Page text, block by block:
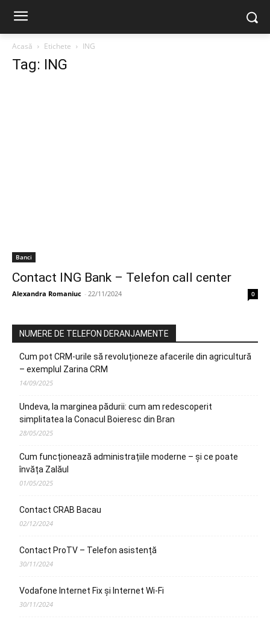
Acasă Etichete ING
Tag: ING
Banci
Contact ING Bank – Telefon call center
Alexandra Romaniuc - 22/11/2024 0
NUMERE DE TELEFON DERANJAMENTE
Cum pot CRM-urile să revoluționeze afacerile din agricultură
– exemplul Zarina CRM
14/09/2025
Undeva, la marginea pădurii: cum am redescoperit
simplitatea la Conacul Boieresc din Bran
28/05/2025
Cum funcționează administrațiile moderne – și ce poate
învăța Zalăul
01/05/2025
Contact CRAB Bacau
02/12/2024
Contact ProTV – Telefon asistență
30/11/2024
Vodafone Internet Fix și Internet Wi-Fi
30/11/2024